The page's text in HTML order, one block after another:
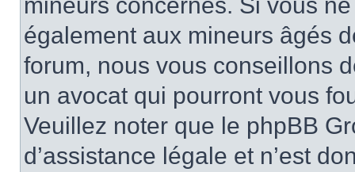
également aux mineurs âgés
forum, nous vous conseillons
un avocat qui pourront vous
Veuillez noter que le phpBB
d’assistance légale et n’est